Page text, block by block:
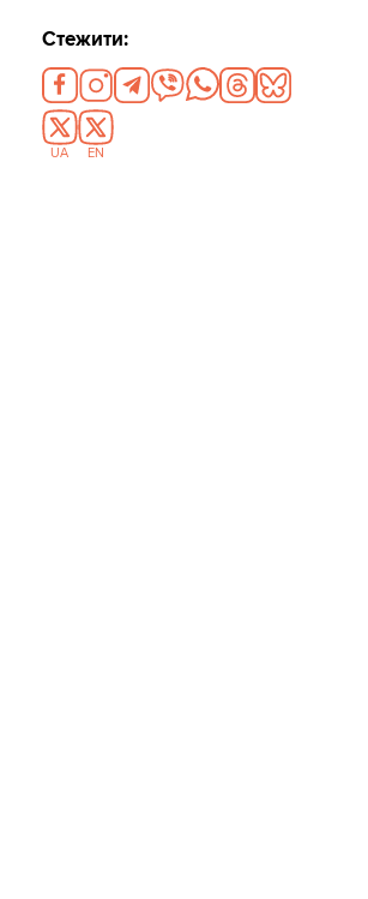
Стежити:
UA EN